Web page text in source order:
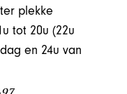
plekke
tot 20u (22u
en 24u van